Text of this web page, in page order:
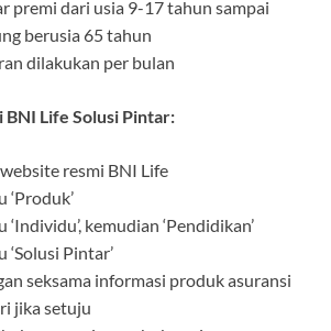
premi dari usia 9-17 tahun sampai
berusia 65 tahun
dilakukan per bulan
BNI Life Solusi Pintar:
resmi BNI Life
‘Produk’
‘Individu’, kemudian ‘Pendidikan’
‘Solusi Pintar’
seksama informasi produk asuransi
jika setuju